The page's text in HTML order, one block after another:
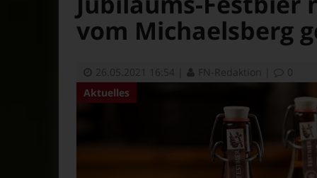
vom Michaelsberg
26.05.2021 16:54 FN-Redaktion
0
Aktuelles